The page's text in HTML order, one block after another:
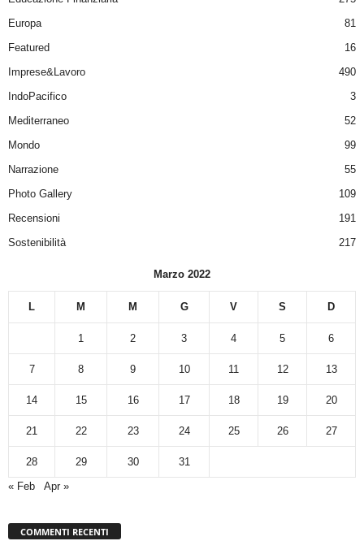
Europa
81
Featured
16
Imprese&Lavoro
490
IndoPacifico
3
Mediterraneo
52
Mondo
99
Narrazione
55
Photo Gallery
109
Recensioni
191
Sostenibilità
217
Marzo 2022
L M M G V S D
1 2 3 4 5 6
7 8 9 10 11 12 13
14 15 16 17 18 19 20
21 22 23 24 25 26 27
28 29 30
31
« Feb
Apr »
COMMENTI RECENTI